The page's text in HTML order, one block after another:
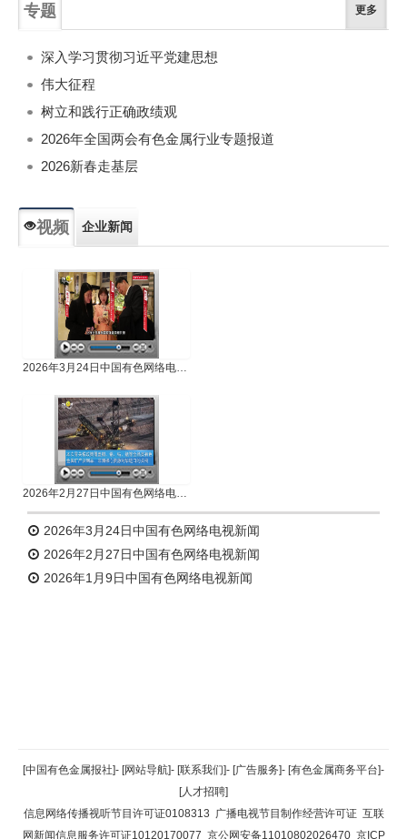
专题 更多
深入学习贯彻习近平党建思想
伟大征程
树立和践行正确政绩观
2026年全国两会有色金属行业专题报道
2026新春走基层
视频 企业新闻
2026年3月24日中国有色网络电视新闻
2026年2月27日中国有色网络电视新闻
2026年3月24日中国有色网络电视新闻
2026年2月27日中国有色网络电视新闻
2026年1月9日中国有色网络电视新闻
返回顶部
返回首页
[中国有色金属报社]- [网站导航]- [联系我们]- [广告服务]- [有色金属商务平台]-
[人才招聘]
信息网络传播视听节目许可证0108313 广播电视节目制作经营许可证 互联
网新闻信息服务许可证10120170077 京公网安备11010802026470 京ICP